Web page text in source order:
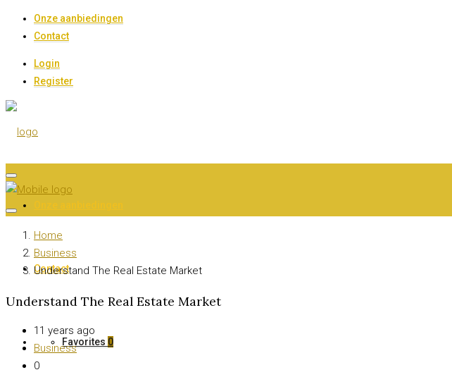
Onze aanbiedingen
Contact
Login
Register
Contact
Favorites 0
Home
Business
Understand The Real Estate Market
Understand The Real Estate Market
11 years ago
Business
0